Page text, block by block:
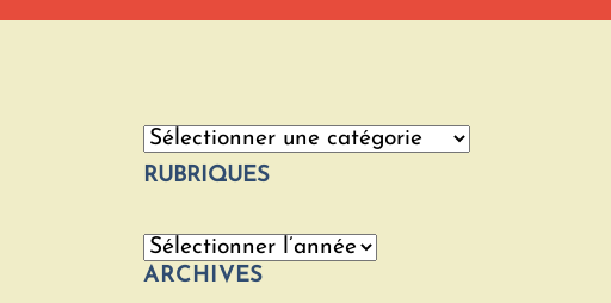
Catégories
RUBRIQUES
Archives
ARCHIVES